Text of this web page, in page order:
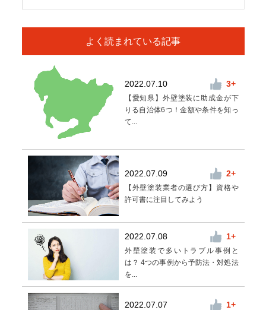
よく読まれている記事
2022.07.10 3
【愛知県】外壁塗装に助成金が下
りる自治体6つ！金額や条件を知っ
て...
2022.07.09 2
【外壁塗装業者の選び方】資格や
許可書に注目してみよう
2022.07.08 1
外壁塗装で多いトラブル事例と
は？ 4つの事例から予防法・対処法
を...
2022.07.07 1